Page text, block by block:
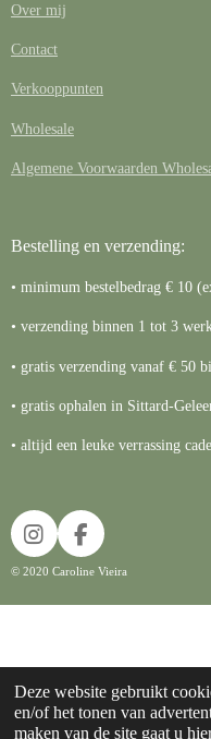
Deze website gebruikt
en/of het tonen van
maken van de site gaat u
Over mij
Contact
Verkooppunten
Wholesale
Algemene Voorwaarden
Bestelling en verzending:
• minimum bestelbedrag € 10
• verzending binnen 1 tot 3
• gratis verzending vanaf € 50
• gratis ophalen in Sittard-
• altijd een leuke verrassing
I
n
t
r
a
m
F
a
e
o
k
© 2020 Caroline Vieira